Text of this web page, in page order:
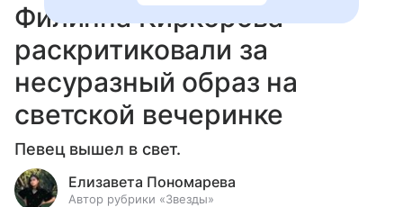
Филиппа Киркорова
раскритиковали за
несуразный образ на
светской вечеринке
Певец вышел в свет.
Елизавета Пономарева
Автор рубрики «Звезды»